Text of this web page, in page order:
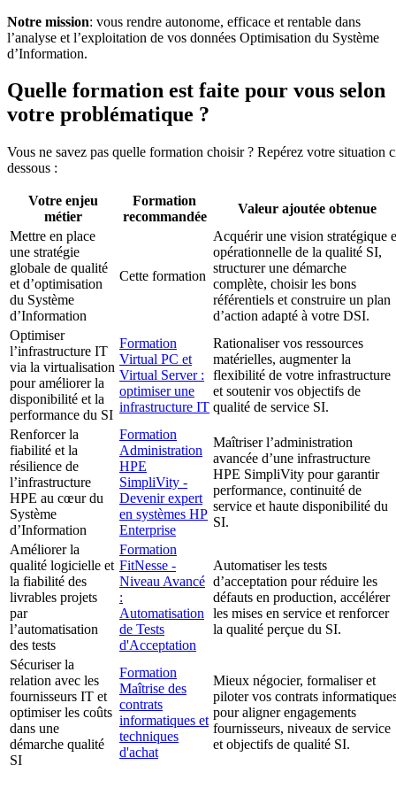
Notre mission: vous rendre autonome, efficace et rentable dans
l’analyse et l’exploitation de vos données Optimisation du Système
d’Information.
Quelle formation est faite pour vous selon
votre problématique ?
Vous ne savez pas quelle formation choisir ? Repérez votre situation
dessous :
Votre enjeu
métier
Formation
recommandée
Valeur ajoutée obtenue
Mettre en place
une stratégie
globale de qualité
et d’optimisation
du Système
d’Information
Cette formation
Acquérir une vision stratégique
opérationnelle de la qualité SI,
structurer une démarche
complète, choisir les bons
référentiels et construire un plan
d’action adapté à votre DSI.
Optimiser
l’infrastructure IT
via la virtualisation
pour améliorer la
disponibilité et la
performance du SI
Formation
Virtual PC et
Virtual Server :
optimiser une
infrastructure IT
Rationaliser vos ressources
matérielles, augmenter la
flexibilité de votre infrastructure
et soutenir vos objectifs de
qualité de service SI.
Renforcer la
fiabilité et la
résilience de
l’infrastructure
HPE au cœur du
Système
d’Information
Formation
Administration
HPE
SimpliVity -
Devenir expert
en systèmes HP
Enterprise
Maîtriser l’administration
avancée d’une infrastructure
HPE SimpliVity pour garantir
performance, continuité de
service et haute disponibilité du
SI.
Améliorer la
qualité logicielle et
la fiabilité des
livrables projets
par
l’automatisation
des tests
Formation
FitNesse -
Niveau Avancé
:
Automatisation
de Tests
d'Acceptation
Automatiser les tests
d’acceptation pour réduire les
défauts en production, accélérer
les mises en service et renforcer
la qualité perçue du SI.
Sécuriser la
relation avec les
fournisseurs IT et
optimiser les coûts
dans une
démarche qualité
SI
Formation
Maîtrise des
contrats
informatiques et
techniques
d'achat
Mieux négocier, formaliser et
piloter vos contrats
pour aligner engagements
fournisseurs, niveaux de service
et objectifs de qualité SI.